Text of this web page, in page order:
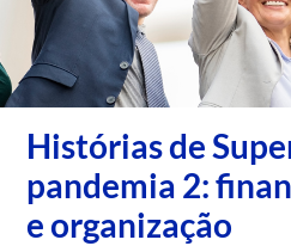
Histórias de
pandemia 2:
e organização